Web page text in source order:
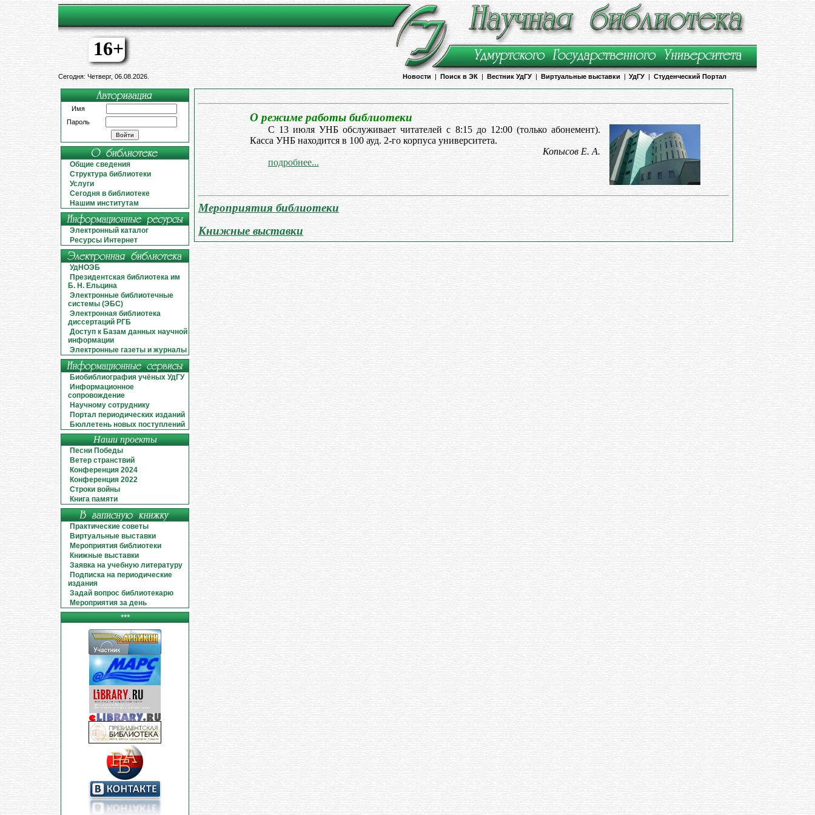
16+
Сегодня: Четверг, 06.08.2026. Новости | Поиск в ЭК | Вестник УдГУ | Виртуальные выставки | УдГУ | Студенческий Портал
Имя
Пароль
Общие сведения
Структура библиотеки
Услуги
Сегодня в библиотеке
Нашим институтам
Электронный каталог
Ресурсы Интернет
УдНОЭБ
Президентская библиотека им
Б. Н. Ельцина
Электронные библиотечные
системы (ЭБС)
Электронная библиотека
диссертаций РГБ
Доступ к Базам данных научной
информации
Электронные газеты и журналы
Биобиблиография учёных УдГУ
Информационное
сопровождение
Научному сотруднику
Портал периодических изданий
Бюллетень новых поступлений
Наши проекты
Песни Победы
Ветер странствий
Конференция 2024
Конференция 2022
Строки войны
Книга памяти
Практические советы
Виртуальные выставки
Мероприятия библиотеки
Книжные выставки
Заявка на учебную литературу
Подписка на периодические
издания
Задай вопрос библиотекарю
Мероприятия за день
***
О режиме работы библиотеки
С 13 июля УНБ обслуживает читателей с 8:15 до 12:00 (только абонемент).
Касса УНБ находится в 100 ауд. 2-го корпуса университета.
Копысов Е. А.
подробнее...
Мероприятия библиотеки
Книжные выставки